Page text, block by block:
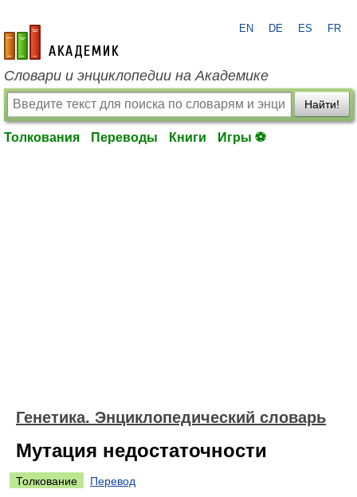
academic.ru
EN DE ES FR
Словари и энциклопедии на Академике
Найти!
Толкования Переводы Книги Игры ⚽
Генетика. Энциклопедический словарь
Мутация недостаточности
Толкование
Перевод